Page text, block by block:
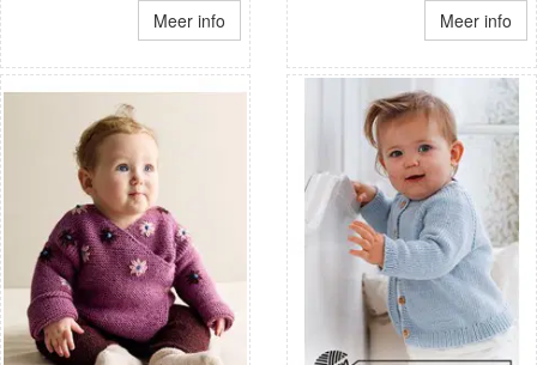
Meer info Meer info